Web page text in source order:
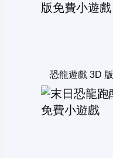
恐龍遊戲 3D 版